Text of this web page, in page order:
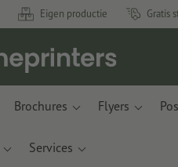
Eigen productie Gratis
Brochures Flyers
Services